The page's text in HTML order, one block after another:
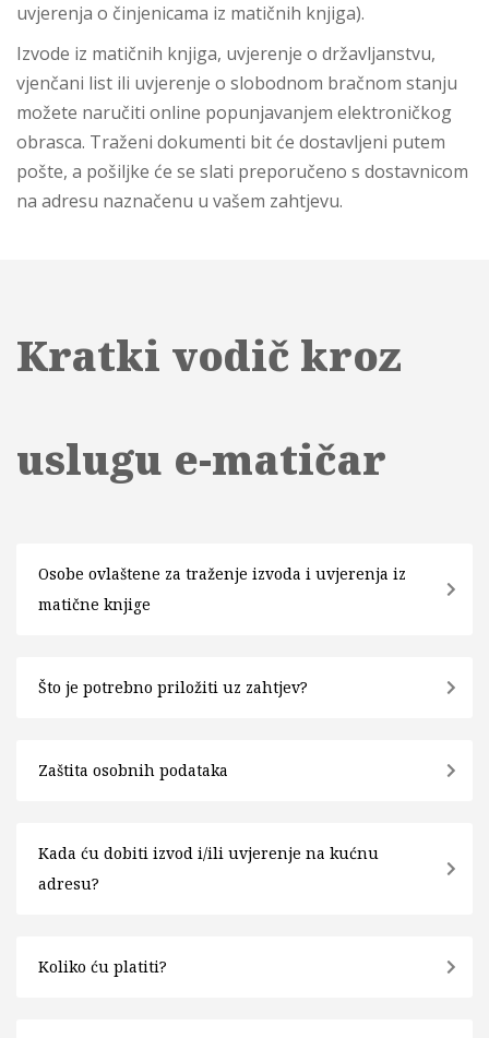
uvjerenja o činjenicama iz matičnih knjiga).
Izvode iz matičnih knjiga, uvjerenje o državljanstvu,
vjenčani list ili uvjerenje o slobodnom bračnom stanju
možete naručiti online popunjavanjem elektroničkog
obrasca. Traženi dokumenti bit će dostavljeni putem
pošte, a pošiljke će se slati preporučeno s dostavnicom
na adresu naznačenu u vašem zahtjevu.
Kratki vodič kroz
uslugu e-matičar
Osobe ovlaštene za traženje izvoda i uvjerenja iz
matične knjige
Što je potrebno priložiti uz zahtjev?
Zaštita osobnih podataka
Kada ću dobiti izvod i/ili uvjerenje na kućnu
adresu?
Koliko ću platiti?